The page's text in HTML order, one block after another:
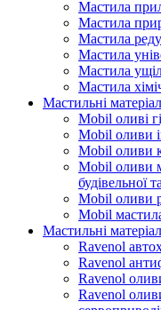
Мастила
Мастила
Мастила
Мастила
Мастила
Мастила
Мастильні
Mobil оливі
Mobil оливи
Mobil оливи
Mobil оливи
будівельної
Mobil оливи
Mobil
Мастильні
Ravenol
Ravenol
Ravenol
Ravenol